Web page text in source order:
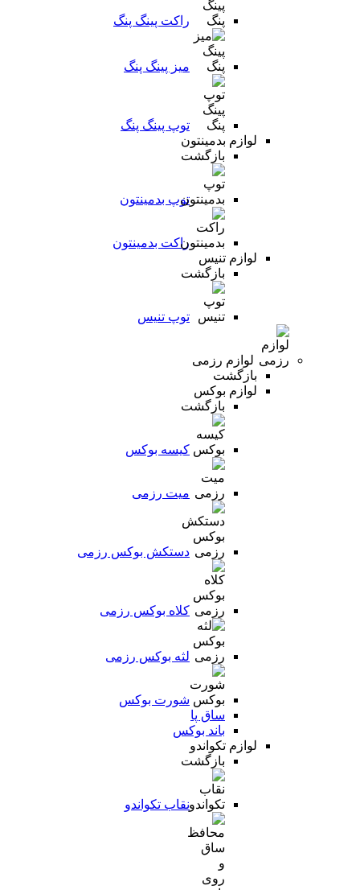
راکت پینگ پنگ
میز پینگ پنگ
توپ پینگ پنگ
لوازم بدمینتون
بازگشت
توپ بدمینتون
راکت بدمینتون
لوازم تنیس
بازگشت
توپ تنیس
لوازم رزمی
بازگشت
لوازم بوکس
بازگشت
کیسه بوکس
میت رزمی
دستکش بوکس رزمی
کلاه بوکس رزمی
لثه بوکس رزمی
شورت بوکس
ساق پا
باند بوکس
لوازم تکواندو
بازگشت
نقاب تکواندو